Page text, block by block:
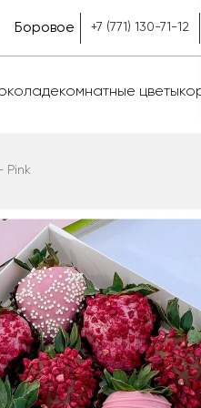
Боровое +7 (771) 130-71-12
комнатные цветы
Pink